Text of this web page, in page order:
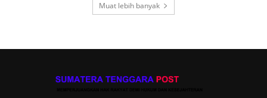
Muat lebih banyak